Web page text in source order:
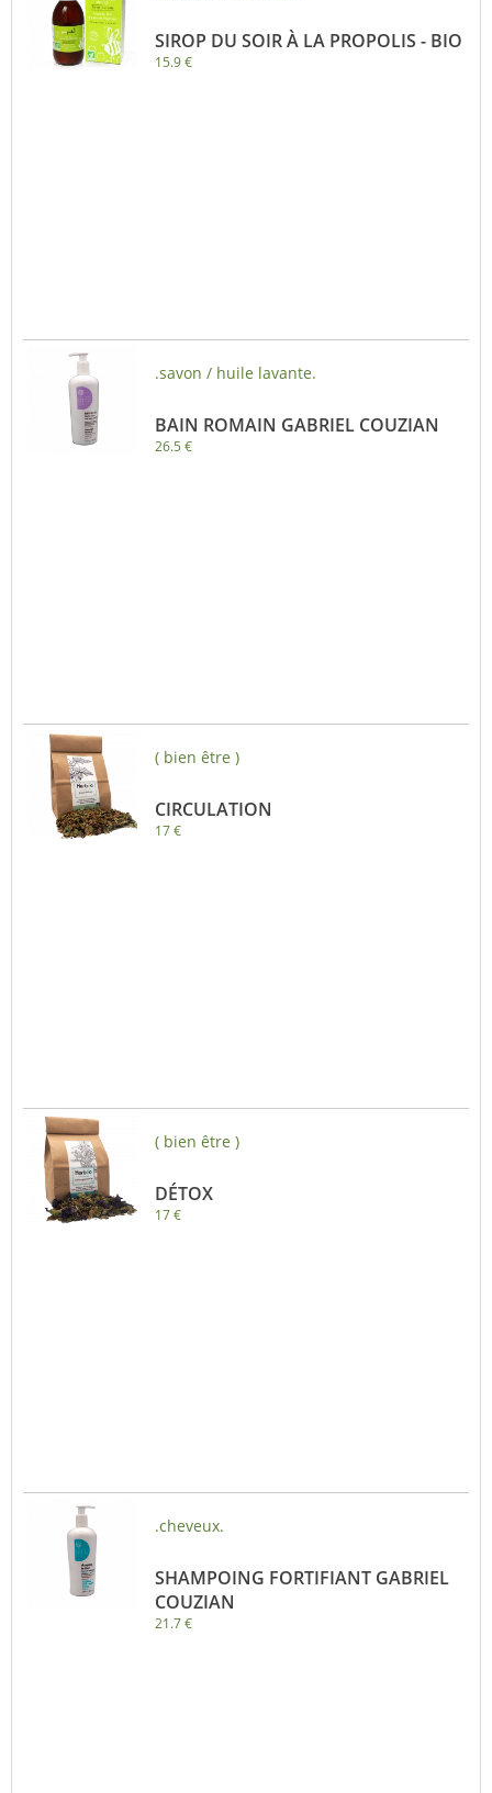
SIROP DU SOIR À LA PROPOLIS - BIO
15.9 €
.savon / huile lavante.
BAIN ROMAIN GABRIEL COUZIAN
26.5 €
( bien être )
CIRCULATION
17 €
( bien être )
DÉTOX
17 €
.cheveux.
SHAMPOING FORTIFIANT GABRIEL
COUZIAN
21.7 €